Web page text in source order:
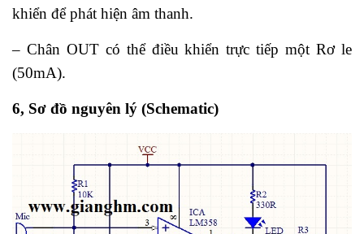
khiển để phát hiện âm thanh.
– Chân OUT có thể điều khiển trực tiếp một Rơ le
(50mA).
6, Sơ đồ nguyên lý (Schematic)